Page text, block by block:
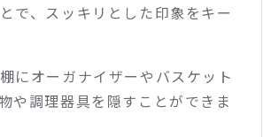
で、スッキリとした印象をキー
にオーガナイザーやバスケット
や調理器具を隠すことができま